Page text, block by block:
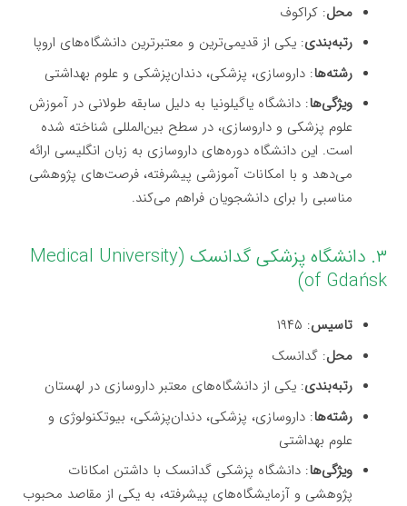
محل: کراکوف
رتبه‌بندی: یکی از قدیمی‌ترین و معتبرترین دانشگاه‌های اروپا
رشته‌ها: داروسازی، پزشکی، دندان‌پزشکی و علوم بهداشتی
ویژگی‌ها: دانشگاه یاگیلونیا به دلیل سابقه طولانی در آموزش
علوم پزشکی و داروسازی، در سطح بین‌المللی شناخته شده
است. این دانشگاه دوره‌های داروسازی به زبان انگلیسی ارائه
می‌دهد و با امکانات آموزشی پیشرفته، فرصت‌های پژوهشی
مناسبی را برای دانشجویان فراهم می‌کند.
۳. دانشگاه پزشکی گدانسک (Medical University
of Gdańsk)
تاسیس: ۱۹۴۵
محل: گدانسک
رتبه‌بندی: یکی از دانشگاه‌های معتبر داروسازی در لهستان
رشته‌ها: داروسازی، پزشکی، دندان‌پزشکی، بیوتکنولوژی و
علوم بهداشتی
ویژگی‌ها: دانشگاه پزشکی گدانسک با داشتن امکانات
پژوهشی و آزمایشگاه‌های پیشرفته، به یکی از مقاصد محبوب